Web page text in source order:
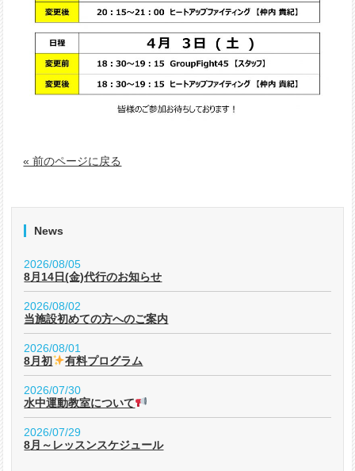
« 前のページに戻る
News
2026/08/05
8月14日(金)代行のお知らせ
2026/08/02
当施設初めての方へのご案内
2026/08/01
8月初
有料プログラム
2026/07/30
水中運動教室について
2026/07/29
8月～レッスンスケジュール